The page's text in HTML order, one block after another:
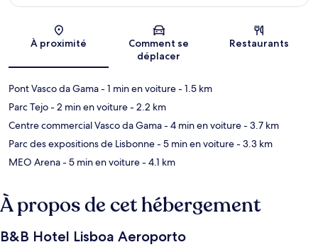
Carte
À proximité
Comment se
déplacer
Restaurants
Pont Vasco da Gama- 1 min en voiture- 1.5 km
Parc Tejo- 2 min en voiture- 2.2 km
Centre commercial Vasco da Gama- 4 min en voiture- 3.7 km
Parc des expositions de Lisbonne- 5 min en voiture- 3.3 km
MEO Arena- 5 min en voiture- 4.1 km
À propos de cet hébergement
B&B Hotel Lisboa Aeroporto